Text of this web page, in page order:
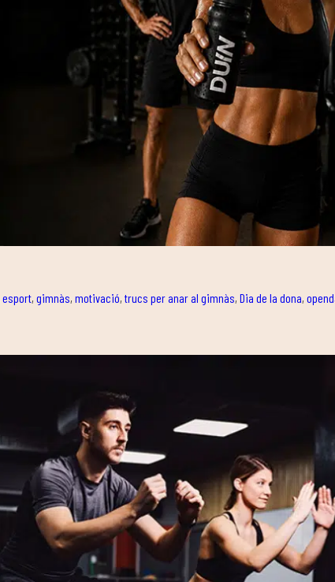
esport, gimnàs, motivació, trucs per anar al gimnàs, Dia de la dona,